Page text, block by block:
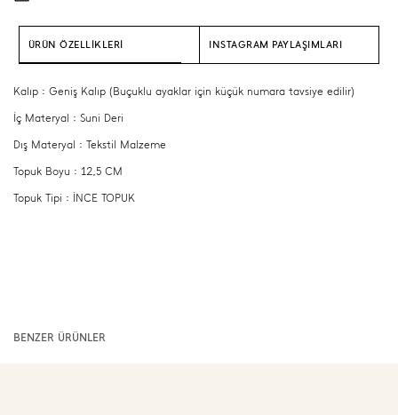
ÜRÜN ÖZELLİKLERİ INSTAGRAM PAYLAŞIMLARI
Kalıp : Geniş Kalıp (Buçuklu ayaklar için küçük numara tavsiye edilir)
İç Materyal : Suni Deri
Dış Materyal : Tekstil Malzeme
Topuk Boyu : 12,5 CM
Topuk Tipi : İNCE TOPUK
BENZER ÜRÜNLER